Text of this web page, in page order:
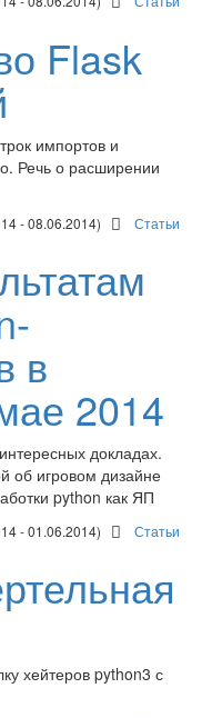
Flask
импортов и
Речь о расширении
- 08.06.2014) Статьи
в
2014
докладах.
об игровом дизайне
python как ЯП
- 01.06.2014) Статьи
хейтеров python3 с